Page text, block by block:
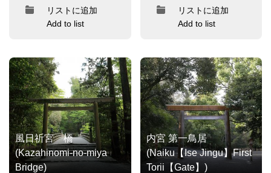
リストに追加
Add to list
リストに追加
Add to list
風日祈宮 橋
(Kazahinomi-no-miya
Bridge)
内宮 第一鳥居
(Naiku【Ise Jingu】First
Torii【Gate】)